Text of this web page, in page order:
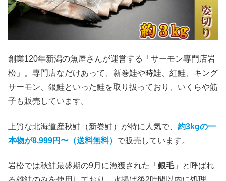
創業120年新潟の魚屋さんが運営する「サーモン専門店岩
松」。専門店なだけあって、新巻鮭や時鮭、紅鮭、キング
サーモン、銀鮭といった鮭を取り扱っており、いくらや筋
子も販売しています。
上質な北海道産秋鮭（新巻鮭）が特に人気で、 約3kgの一
本物が8,999円〜（送料無料） で販売しています。
岩松では秋鮭最盛期の9月に漁獲された「 銀毛」と呼ばれ